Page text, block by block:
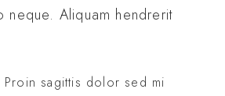
Aliquam hendrerit
sagittis dolor sed mi